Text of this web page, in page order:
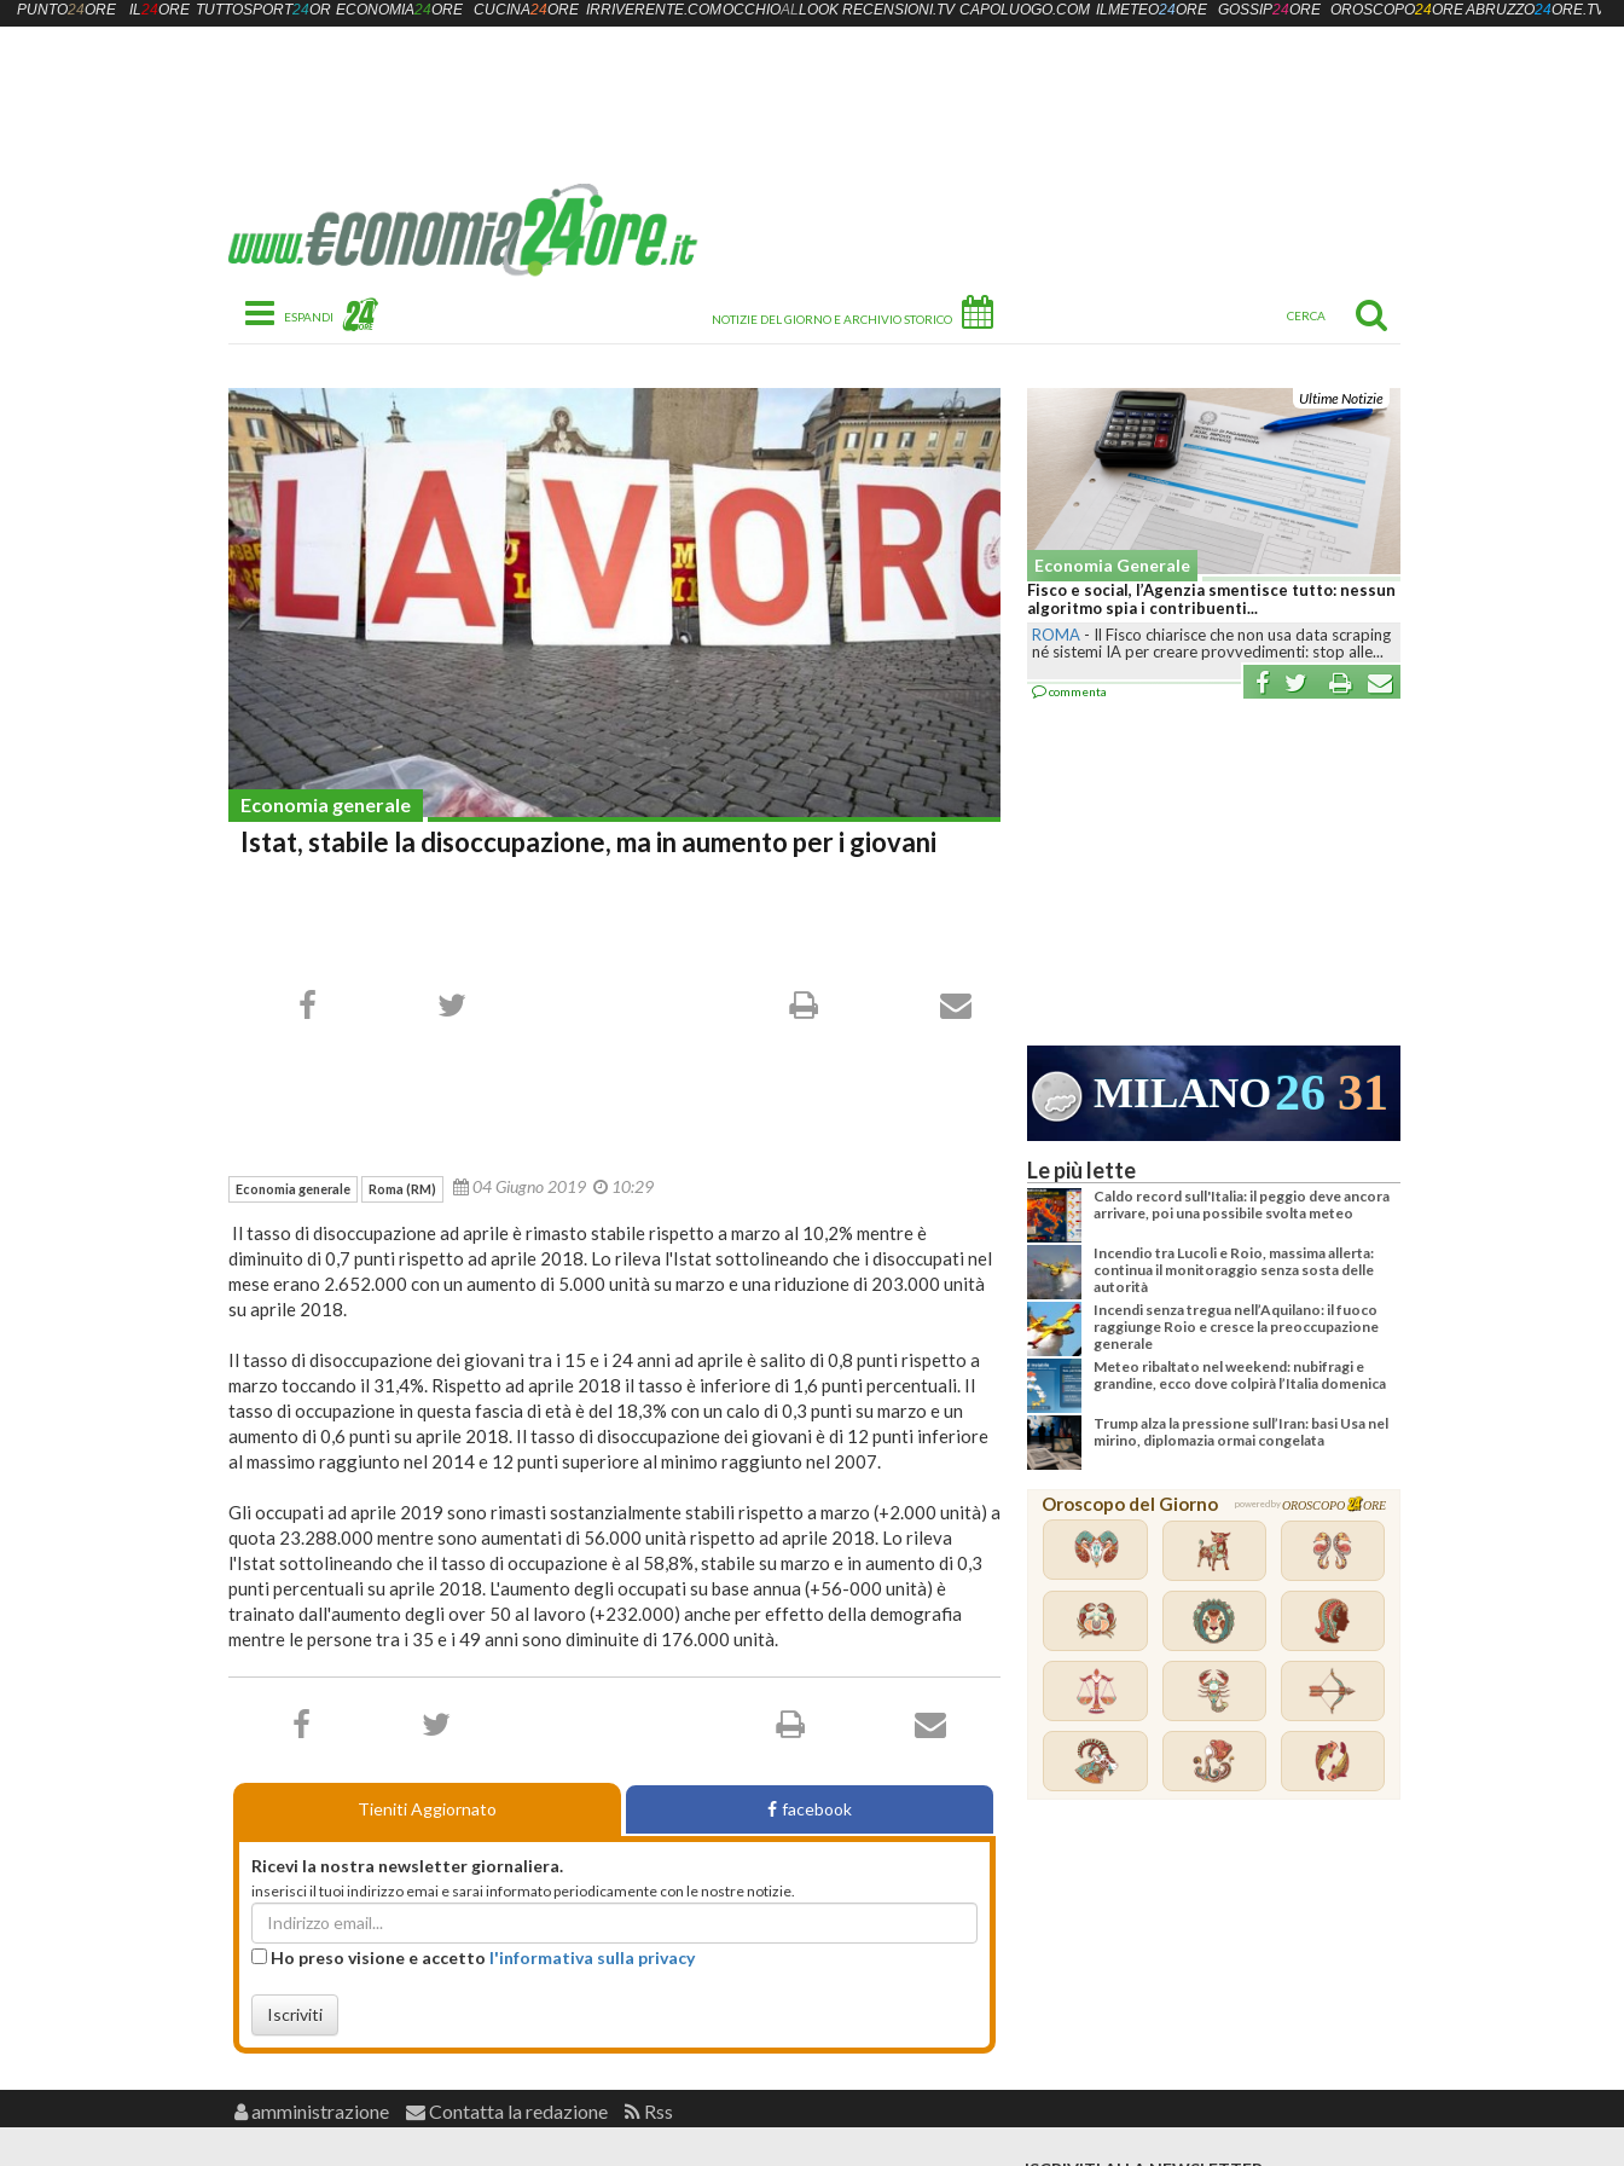
Toggle navigation
Economia generale
Istat, stabile la disoccupazione, ma in aumento per i giovani
Ultime Notizie
Economia Generale
Fisco e social, l’Agenzia smentisce tutto: nessun
algoritmo spia i contribuenti...
ROMA - Il Fisco chiarisce che non usa data scraping
né sistemi IA per creare provvedimenti: stop alle...
commenta
MILANO26 31
Economia generale Roma (RM) 04 Giugno 2019 10:29
Il tasso di disoccupazione ad aprile è rimasto stabile rispetto a marzo al 10,2% mentre è
diminuito di 0,7 punti rispetto ad aprile 2018. Lo rileva l'Istat sottolineando che i disoccupati nel
mese erano 2.652.000 con un aumento di 5.000 unità su marzo e una riduzione di 203.000 unità
su aprile 2018.
Il tasso di disoccupazione dei giovani tra i 15 e i 24 anni ad aprile è salito di 0,8 punti rispetto a
marzo toccando il 31,4%. Rispetto ad aprile 2018 il tasso è inferiore di 1,6 punti percentuali. Il
tasso di occupazione in questa fascia di età è del 18,3% con un calo di 0,3 punti su marzo e un
aumento di 0,6 punti su aprile 2018. Il tasso di disoccupazione dei giovani è di 12 punti inferiore
al massimo raggiunto nel 2014 e 12 punti superiore al minimo raggiunto nel 2007.
Gli occupati ad aprile 2019 sono rimasti sostanzialmente stabili rispetto a marzo (+2.000 unità) a
quota 23.288.000 mentre sono aumentati di 56.000 unità rispetto ad aprile 2018. Lo rileva
l'Istat sottolineando che il tasso di occupazione è al 58,8%, stabile su marzo e in aumento di 0,3
punti percentuali su aprile 2018. L'aumento degli occupati su base annua (+56-000 unità) è
trainato dall'aumento degli over 50 al lavoro (+232.000) anche per effetto della demografia
mentre le persone tra i 35 e i 49 anni sono diminuite di 176.000 unità.
Tieniti Aggiornato facebook
Ricevi la nostra newsletter giornaliera.
inserisci il tuoi indirizzo emai e sarai informato periodicamente con le nostre notizie.
Ho preso visione e accetto l'informativa sulla privacy
Iscriviti
Le più lette
Caldo record sull'Italia: il peggio deve ancora
arrivare, poi una possibile svolta meteo
Incendio tra Lucoli e Roio, massima allerta:
continua il monitoraggio senza sosta delle
autorità
Incendi senza tregua nell’Aquilano: il fuoco
raggiunge Roio e cresce la preoccupazione
generale
Meteo ribaltato nel weekend: nubifragi e
grandine, ecco dove colpirà l’Italia domenica
Trump alza la pressione sull’Iran: basi Usa nel
mirino, diplomazia ormai congelata
Oroscopo del Giorno powered byOROSCOPO ORE
PUNTO24ORE IL24ORE TUTTOSPORT24OREECONOMIA24ORE CUCINA24ORE IRRIVERENTE.COMOCCHIOALLOOK RECENSIONI.TV CAPOLUOGO.COM ILMETEO24ORE GOSSIP24ORE OROSCOPO24OREABRUZZO24ORE.TV
amministrazione Contatta la redazione Rss